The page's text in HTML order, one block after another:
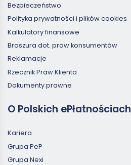
Bezpieczeństwo
Polityka prywatności i plików cookies
Kalkulatory finansowe
Broszura dot. praw konsumentów
Reklamacje
Rzecznik Praw Klienta
Dokumenty prawne
O Polskich ePłatnościach
Kariera
Grupa PeP
Grupa Nexi